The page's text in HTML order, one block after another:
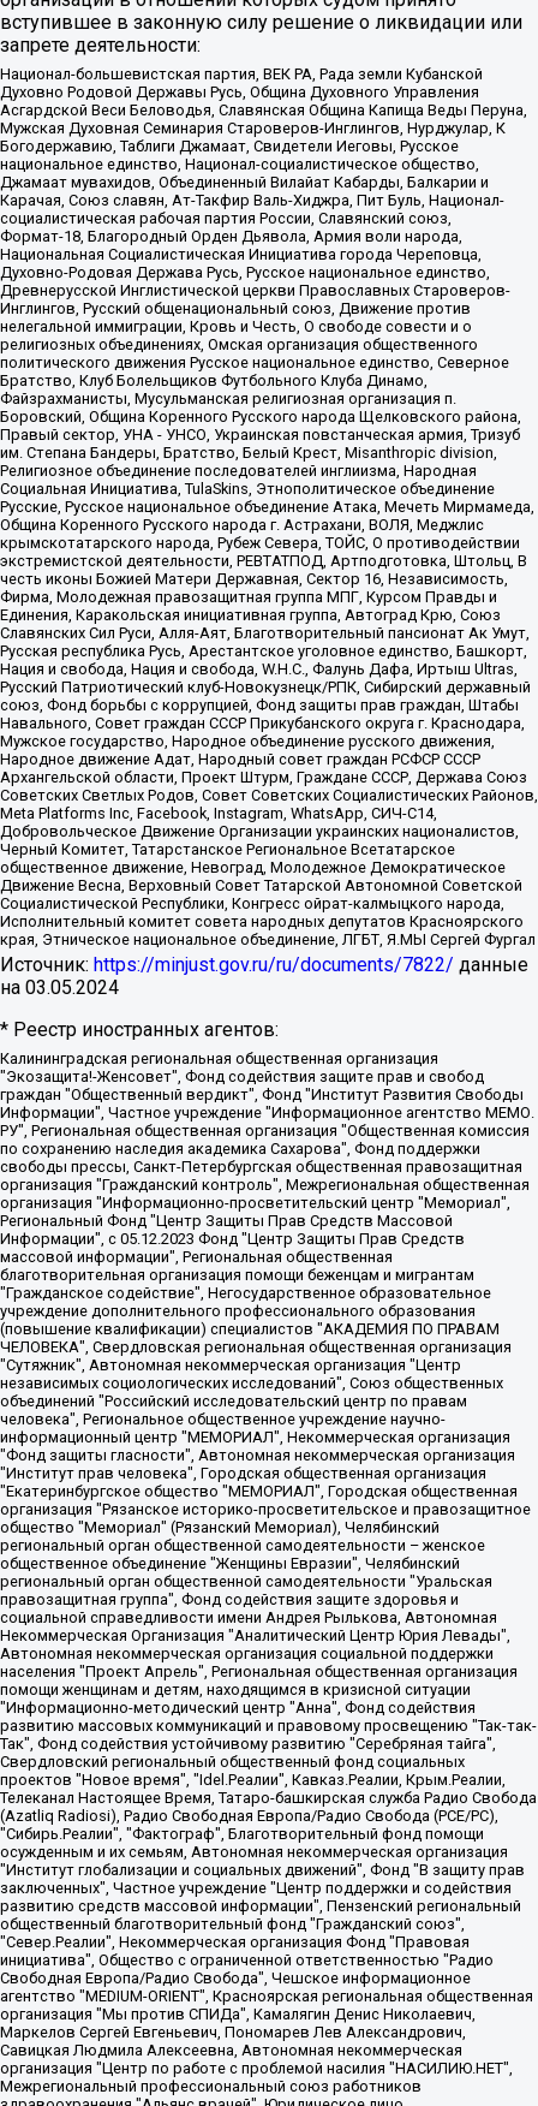
вступившее в законную силу решение о ликвидации или
запрете деятельности:
Национал-большевистская партия, ВЕК РА, Рада земли Кубанской
Духовно Родовой Державы Русь, Община Духовного Управления
Асгардской Веси Беловодья, Славянская Община Капища Веды Перуна,
Мужская Духовная Семинария Староверов-Инглингов, Нурджулар, К
Богодержавию, Таблиги Джамаат, Свидетели Иеговы, Русское
национальное единство, Национал-социалистическое общество,
Джамаат мувахидов, Объединенный Вилайат Кабарды, Балкарии и
Карачая, Союз славян, Ат-Такфир Валь-Хиджра, Пит Буль, Национал-
социалистическая рабочая партия России, Славянский союз,
Формат-18, Благородный Орден Дьявола, Армия воли народа,
Национальная Социалистическая Инициатива города Череповца,
Духовно-Родовая Держава Русь, Русское национальное единство,
Древнерусской Инглистической церкви Православных Староверов-
Инглингов, Русский общенациональный союз, Движение против
нелегальной иммиграции, Кровь и Честь, О свободе совести и о
религиозных объединениях, Омская организация общественного
политического движения Русское национальное единство, Северное
Братство, Клуб Болельщиков Футбольного Клуба Динамо,
Файзрахманисты, Мусульманская религиозная организация п.
Боровский, Община Коренного Русского народа Щелковского района,
Правый сектор, УНА - УНСО, Украинская повстанческая армия, Тризуб
им. Степана Бандеры, Братство, Белый Крест, Misanthropic division,
Религиозное объединение последователей инглиизма, Народная
Социальная Инициатива, TulaSkins, Этнополитическое объединение
Русские, Русское национальное объединение Атака, Мечеть Мирмамеда,
Община Коренного Русского народа г. Астрахани, ВОЛЯ, Меджлис
крымскотатарского народа, Рубеж Севера, ТОЙС, О противодействии
экстремистской деятельности, РЕВТАТПОД, Артподготовка, Штольц, В
честь иконы Божией Матери Державная, Сектор 16, Независимость,
Фирма, Молодежная правозащитная группа МПГ, Курсом Правды и
Единения, Каракольская инициативная группа, Автоград Крю, Союз
Славянских Сил Руси, Алля-Аят, Благотворительный пансионат Ак Умут,
Русская республика Русь, Арестантское уголовное единство, Башкорт,
Нация и свобода, Нация и свобода, W.H.С., Фалунь Дафа, Иртыш Ultras,
Русский Патриотический клуб-Новокузнецк/РПК, Сибирский державный
союз, Фонд борьбы с коррупцией, Фонд защиты прав граждан, Штабы
Навального, Совет граждан СССР Прикубанского округа г. Краснодара,
Мужское государство, Народное объединение русского движения,
Народное движение Адат, Народный совет граждан РСФСР СССР
Архангельской области, Проект Штурм, Граждане СССР, Держава Союз
Советских Светлых Родов, Совет Советских Социалистических Районов,
Meta Platforms Inc, Facebook, Instagram, WhatsApp, СИЧ-С14,
Добровольческое Движение Организации украинских националистов,
Черный Комитет, Татарстанское Региональное Всетатарское
общественное движение, Невоград, Молодежное Демократическое
Движение Весна, Верховный Совет Татарской Автономной Советской
Социалистической Республики, Конгресс ойрат-калмыцкого народа,
Исполнительный комитет совета народных депутатов Красноярского
края, Этническое национальное объединение, ЛГБТ, Я.МЫ Сергей Фургал
Источник: https://minjust.gov.ru/ru/documents/7822/ данные
на 03.05.2024
* Реестр иностранных агентов:
Калининградская региональная общественная организация "Экозащита!-Женсовет", Фонд содействия защите прав и свобод граждан "Общественный вердикт", Фонд "Институт Развития Свободы Информации", Частное учреждение "Информационное агентство МЕМО. РУ", Региональная общественная организация "Общественная комиссия по сохранению наследия академика Сахарова", Фонд поддержки свободы прессы, Санкт-Петербургская общественная правозащитная организация "Гражданский контроль", Межрегиональная общественная организация "Информационно-просветительский центр "Мемориал", Региональный Фонд "Центр Защиты Прав Средств Массовой Информации", с 05.12.2023 Фонд "Центр Защиты Прав Средств массовой информации", Региональная общественная благотворительная организация помощи беженцам и мигрантам "Гражданское содействие", Негосударственное образовательное учреждение дополнительного профессионального образования (повышение квалификации) специалистов "АКАДЕМИЯ ПО ПРАВАМ ЧЕЛОВЕКА", Свердловская региональная общественная организация "Сутяжник", Автономная некоммерческая организация "Центр независимых социологических исследований", Союз общественных объединений "Российский исследовательский центр по правам человека", Региональное общественное учреждение научно-информационный центр "МЕМОРИАЛ", Некоммерческая организация "Фонд защиты гласности", Автономная некоммерческая организация "Институт прав человека", Городская общественная организация "Екатеринбургское общество "МЕМОРИАЛ", Городская общественная организация "Рязанское историко-просветительское и правозащитное общество "Мемориал" (Рязанский Мемориал), Челябинский региональный орган общественной самодеятельности – женское общественное объединение "Женщины Евразии", Челябинский региональный орган общественной самодеятельности "Уральская правозащитная группа", Фонд содействия защите здоровья и социальной справедливости имени Андрея Рылькова, Автономная Некоммерческая Организация "Аналитический Центр Юрия Левады", Автономная некоммерческая организация социальной поддержки населения "Проект Апрель", Региональная общественная организация помощи женщинам и детям, находящимся в кризисной ситуации "Информационно-методический центр "Анна", Фонд содействия развитию массовых коммуникаций и правовому просвещению "Так-так-Так", Фонд содействия устойчивому развитию "Серебряная тайга", Свердловский региональный общественный фонд социальных проектов "Новое время", "Idel.Реалии", Кавказ.Реалии, Крым.Реалии, Телеканал Настоящее Время, Татаро-башкирская служба Радио Свобода (Azatliq Radiosi), Радио Свободная Европа/Радио Свобода (PCE/PC), "Сибирь.Реалии", "Фактограф", Благотворительный фонд помощи осужденным и их семьям, Автономная некоммерческая организация "Институт глобализации и социальных движений", Фонд "В защиту прав заключенных", Частное учреждение "Центр поддержки и содействия развитию средств массовой информации", Пензенский региональный общественный благотворительный фонд "Гражданский союз", "Север.Реалии", Некоммерческая организация Фонд "Правовая инициатива", Общество с ограниченной ответственностью "Радио Свободная Европа/Радио Свобода", Чешское информационное агентство "MEDIUM-ORIENT", Красноярская региональная общественная организация "Мы против СПИДа", Камалягин Денис Николаевич, Маркелов Сергей Евгеньевич, Пономарев Лев Александрович, Савицкая Людмила Алексеевна, Автономная некоммерческая организация "Центр по работе с проблемой насилия "НАСИЛИЮ.НЕТ", Межрегиональный профессиональный союз работников здравоохранения "Альянс врачей", Юридическое лицо, зарегистрированное в Латвийской Республике, SIA "Medusa Project" (регистрационный номер 40103797863, дата регистрации 10.06.2014), Некоммерческая организация "Фонд по борьбе с коррупцией", Автономная некоммерческая организация "Институт права и публичной политики", Баданин Роман Сергеевич, Гликин Максим Александрович, Железнова Мария Михайловна, Лукьянова Юлия Сергеевна, Маетная Елизавета Витальевна, Маняхин Петр Борисович, Чуракова Ольга Владимировна, Ярош Юлия Петровна, Юридическое лицо "The Insider SIA", зарегистрированное в Риге, Латвийская Республика (дата регистрации 26.06.2015), являющееся администратором доменного имени интернет-издания "The Insider SIA", https://theins.ru, Постернак Алексей Евгеньевич, Рубин Михаил Аркадьевич, Анин Роман Александрович, Юридическое лицо Istories fonds, зарегистрированное в Латвийской Республике (регистрационный номер 50008295751, дата регистрации 24.02.2020), Великовский Дмитрий Александрович, Долинина Ирина Николаевна, Мароховская Алеся Алексеевна, Шлейнов Роман Юрьевич, Шмагун Олеся Валентиновна, Общество с ограниченной ответственностью "Альтаир 2021", Общество с ограниченной ответственностью "Вега 2021", Общество с ограниченной ответственностью "Главный редактор 2021", Общество с ограниченной ответственностью "Ромашки монолит", Важенков Артем Валерьевич, Ивановская областная общественная организация "Центр гендерных исследований", Гурман Юрий Альбертович, Медиапроект "ОВД-Инфо", Егоров Владимир Владимирович, Жилинский Владимир Александрович, Общество с ограниченной ответственностью "ЗП", Иванова София Юрьевна, Карезина Инна Павловна, Кильтау Екатерина Викторовна, Петров Алексей Викторович, Пискунов Сергей Евгеньевич, Смирнов Сергей Сергеевич, Тихонов Михаил Сергеевич, Общество с ограниченной ответственностью "ЖУРНАЛИСТ-ИНОСТРАННЫЙ АГЕНТ", Арапова Галина Юрьевна, Вольтская Татьяна Анатольевна, Американская компания "Mason G.E.S. Anonymous Foundation" (США), являющаяся владельцем интернет-издания https://mnews.world/, Компания "Stichting Bellingcat", зарегистрированная в Нидерландах (дата регистрации 11.07.2018), Захаров Андрей Вячеславович, Клепиковская Екатерина Дмитриевна, Общество с ограниченной ответственностью "МЕМО", Перл Роман Александрович, Симонов Евгений Алексеевич, Соловьева Елена Анатольевна, Сотников Даниил Владимирович, Сурначева Елизавета Дмитриевна, Автономная некоммерческая организация по защите прав человека и информированию населения "Якутия – Наше Мнение", Общество с ограниченной ответственностью "Москоу диджитал медиа", с 26.01.2023 Общество с ограниченной ответственностью "Чайка Белые сады", Ветошкина Валерия Валерьевна, Заговора Максим Александрович, Межрегиональное общественное движение "Российская ЛГБТ - сеть", Оленичев Максим Владимирович, Павлов Иван Юрьевич, Скворцова Елена Сергеевна, Общество с ограниченной ответственностью "Как бы инагент", Кочетков Игорь Викторович, Общество с ограниченной ответственностью "Честные выборы", Еланчик Олег Александрович, Общество с ограниченной ответственностью "Нобелевский призыв", Гималова Регина Эмилевна, Григорьев Андрей Валерьевич, Григорьева Алина Александровна, Ассоциация по содействию защите прав призывников, альтернативнослужащих и военнослужащих "Правозащитная группа "Гражданин.Армия.Право", Хисамова Регина Фаритовна, Автономная некоммерческая организация по реализации социально-правовых программ "Лилит", Дальневосточное общественное движение "Маяк", Санкт-Петербургская ЛГБТ-инициативная группа "Выход", Инициативная группа ЛГБТ+ "Реверс", Алексеев Андрей Викторович, Бекбулатова Таисия Львовна, Беляев Иван Михайлович, Владыкина Елена Сергеевна, Гельман Марат Александрович, Никульшина Вероника Юрьевна, Толоконникова Надежда Андреевна, Шендерович Виктор Анатольевич, Общество с ограниченной ответственностью "Данное сообщение", Общество с ограниченной ответственностью Издательский дом "Новая глава", Айнбиндер Александра Александровна, Московский комьюнити-центр для ЛГБТ+инициатив, Благотворительный фонд развития филантропии, Deutsche Welle (Германия, Kurt-Schumacher-Strasse 3, 53113 Bonn), Борзунова Мария Михайловна, Воробьев Виктор Викторович, Голубева Анна Львовна, Константинова Алла Михайловна, Малкова Ирина Владимировна, Мурадов Мурад Абдулгалимович, Осетинская Елизавета Николаевна, Понасенков Евгений Николаевич, Ганапольский Матвей Юрьевич, Киселев Евгений Алексеевич, Борухович Ирина Григорьевна, Дремин Иван Тимофеевич, Дубровский Дмитрий Викторович, Красноярская региональная общественная организация поддержки и развития альтернативных образовательных технологий и межкультурных коммуникаций "ИНТЕРРА", Маяковская Екатерина Алексеевна, Фейгин Марк Захарович, Филимонов Андрей Викторович, Дзугкоева Регина Николаевна, Доброхотов Роман Александрович, Дудь Юрий Александрович, Елкин Сергей Владимирович, Кругликов Кирилл Игоревич, Сабунаева Мария Леонидовна, Семенов Алексей Владимирович, Шаинян Карен Багратович, Шульман Екатерина Михайловна, Асафьев Артур Валерьевич, Вахштайн Виктор Семенович, Венедиктов Алексей Алексеевич, Лушникова Екатерина Евгеньевна, Волков Леонид Михайлович, Невзоров Александр Глебович, Пархоменко Сергей Борисович, Сироткин Ярослав Николаевич, Кара-Мурза Владимир Владимирович, Баранова Наталья Владимировна, Гозман Леонид Яковлевич, Кагарлицкий Борис Юльевич, Климарев Михаил Валерьевич, Милов Владимир Станиславович, Автономная некоммерческая организация Краснодарский центр современного искусства "Типография", Моргенштерн Алишер Тагирович, Соболь Любовь Эдуардовна, Общество с ограниченной ответственностью "ЛИЗА НОРМ", Каспаров Гарри Кимович, Ходорковский Михаил Борисович, Общество с ограниченной ответственностью "Апрельские тезисы", Данилович Ирина Брониславовна, Кашин Олег Владимирович, Петров Николай Владимирович, Пивоваров Алексей Владимирович, Соколов Михаил Владимирович, Цветкова Юлия Владимировна, Чичваркин Евгений Александрович, Комитет против пыток/Команда против пыток, Общество с ограниченной ответственностью "Первый научный", Общество с ограниченной ответственностью "Вертолет и ко", Белоцерковская Вероника Борисовна, Кац Максим Евгеньевич, Лазарева Татьяна Юрьевна, Шаведдинов Руслан Табризович, Яшин Илья Валерьевич, Общество с ограниченной ответственностью "Иноагент ААВ", Алешковский Дмитрий Петрович, Альбац Евгения Марковна, Быков Дмитрий Львович, Галямина Юлия Евгеньевна, Лойко Сергей Леонидович, Мартынов Кирилл Константинович, Медведев Сергей Александрович, Крашенинников Федор Геннадиевич, Гордеева Катерина Вл